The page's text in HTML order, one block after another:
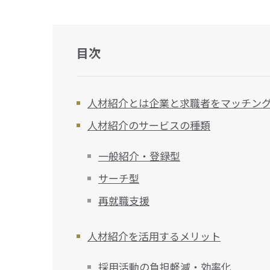
目次
人材紹介とは企業と求職者をマッチン
人材紹介のサービスの種類
一般紹介・登録型
サーチ型
再就職支援
人材紹介を活用するメリット
採用活動の負担軽減・効率化